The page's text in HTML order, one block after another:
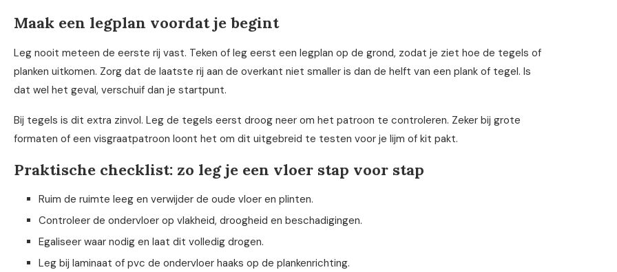
Maak een legplan voordat je begint
Leg nooit meteen de eerste rij vast. Teken of leg eerst een legplan op de grond, zodat je ziet hoe de tegels of
planken uitkomen. Zorg dat de laatste rij aan de overkant niet smaller is dan de helft van een plank of tegel. Is
dat wel het geval, verschuif dan je startpunt.
Bij tegels is dit extra zinvol. Leg de tegels eerst droog neer om het patroon te controleren. Zeker bij grote
formaten of een visgraatpatroon loont het om dit uitgebreid te testen voor je lijm of kit pakt.
Praktische checklist: zo leg je een vloer stap voor stap
Ruim de ruimte leeg en verwijder de oude vloer en plinten.
Controleer de ondervloer op vlakheid, droogheid en beschadigingen.
Egaliseer waar nodig en laat dit volledig drogen.
Leg bij laminaat of pvc de ondervloer haaks op de plankenrichting.